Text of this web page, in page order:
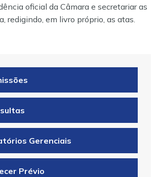
Gerenciais
Prévio
oficial da Câmara e secretariar as
redigindo, em livro próprio, as atas.